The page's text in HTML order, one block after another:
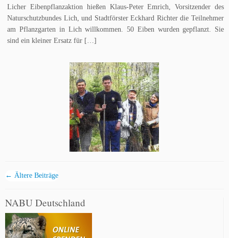
Licher Eibenpflanzaktion hießen Klaus-Peter Emrich, Vorsitzender des
Naturschutzbundes Lich, und Stadtförster Eckhard Richter die Teilnehmer
am Pflanzgarten in Lich willkommen. 50 Eiben wurden gepflanzt. Sie
sind ein kleiner Ersatz für […]
← Ältere Beiträge
NABU Deutschland